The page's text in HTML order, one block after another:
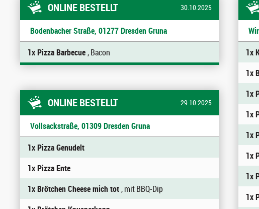
ONLINE BESTELLT 30.10.2025
Bodenbacher Straße, 01277 Dresden Gruna
1x Pizza Barbecue, Bacon
ONLINE BESTELLT 29.10.2025
Vollsackstraße, 01309 Dresden Gruna
1x Pizza Genudelt
1x Pizza Ente
1x Brötchen Cheese mich tot, mit BBQ-Dip
1x
1x
1x
1x
1x
1x
1x
1x